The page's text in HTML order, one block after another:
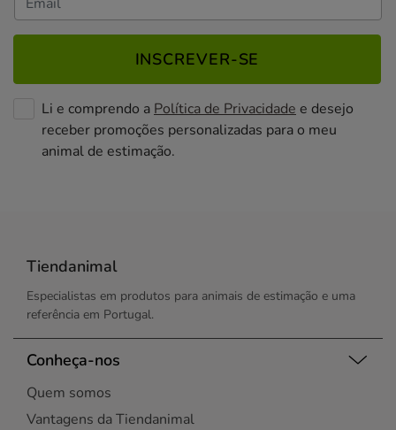
INSCREVER-SE
Li e comprendo a Política de Privacidade e desejo
receber promoções personalizadas para o meu
animal de estimação.
Tiendanimal
Especialistas em produtos para animais de estimação e uma
referência em Portugal.
Conheça-nos
Quem somos
Vantagens da Tiendanimal